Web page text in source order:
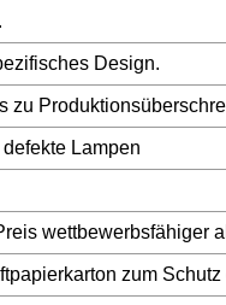
Design.
zu
Lampen
wettbewerbsfähiger
zum